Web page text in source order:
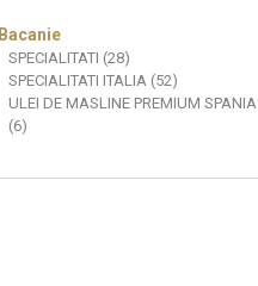
Bacanie
SPECIALITATI (28)
SPECIALITATI ITALIA (52)
ULEI DE MASLINE PREMIUM SPANIA
(6)